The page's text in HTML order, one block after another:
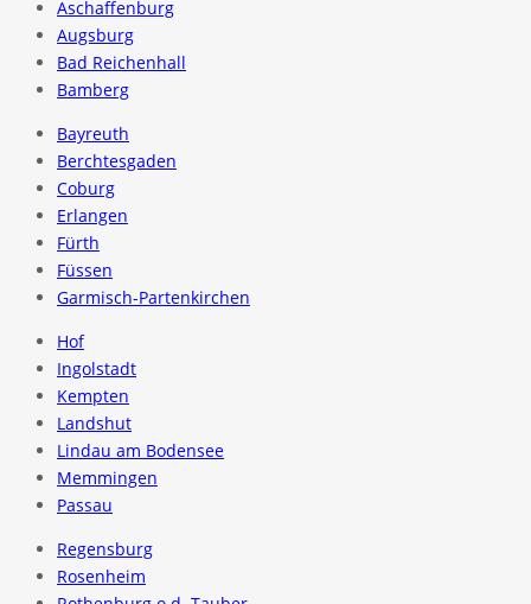
Aschaffenburg
Augsburg
Bad Reichenhall
Bamberg
Bayreuth
Berchtesgaden
Coburg
Erlangen
Fürth
Füssen
Garmisch-Partenkirchen
Hof
Ingolstadt
Kempten
Landshut
Lindau am Bodensee
Memmingen
Passau
Regensburg
Rosenheim